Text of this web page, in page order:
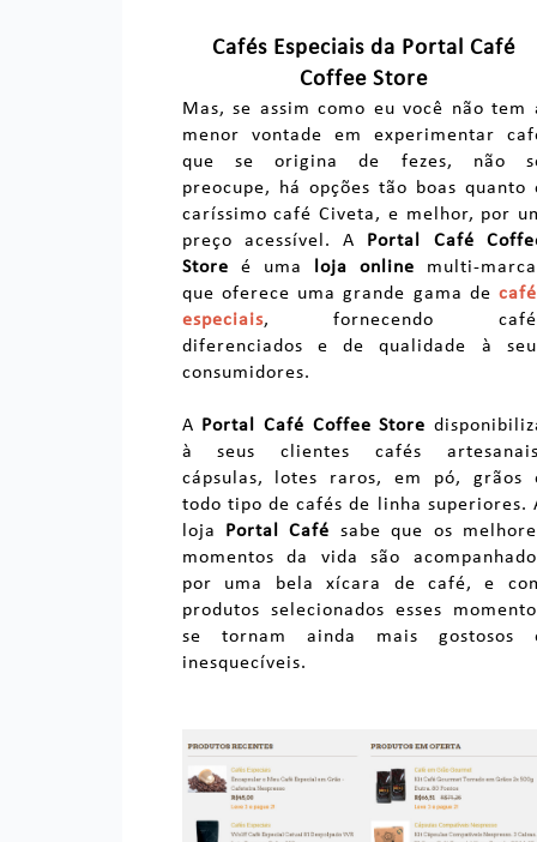
Cafés Especiais da Portal Café
Coffee Store
Mas, se assim como eu você não tem
menor vontade em experimentar
que se origina de fezes, não
preocupe, há opções tão boas quanto
caríssimo café Civeta, e melhor, por
preço acessível. A Portal Café
Store é uma loja online multi-
que oferece uma grande gama de
especiais, fornecendo
diferenciados e de qualidade à
consumidores.
A Portal Café Coffee Store
à seus clientes cafés
cápsulas, lotes raros, em pó, grãos
todo tipo de cafés de linha superiores.
loja Portal Café sabe que os
momentos da vida são
por uma bela xícara de café, e
produtos selecionados esses
se tornam ainda mais gostosos
inesquecíveis.